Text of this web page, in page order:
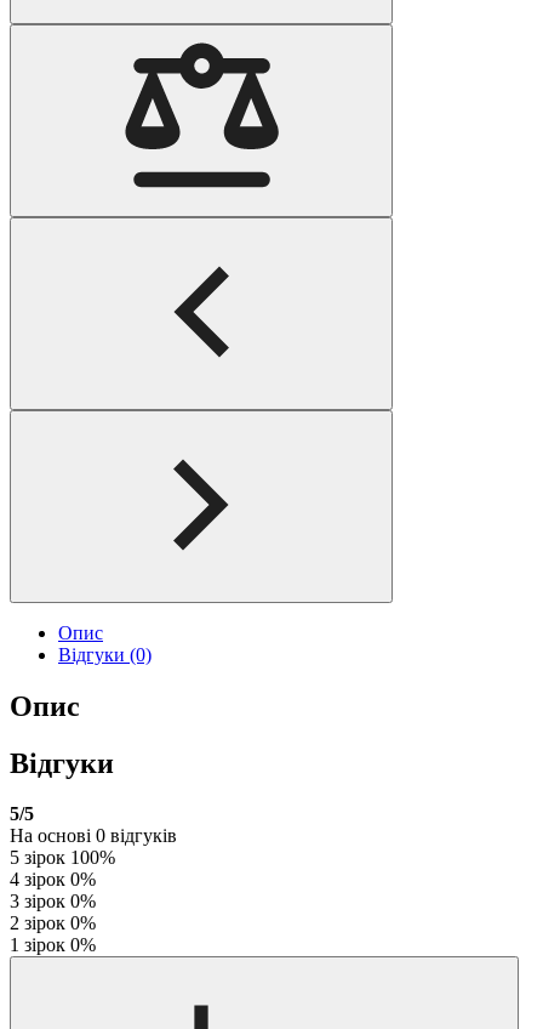
Опис
Відгуки (0)
Опис
Відгуки
5/5
На основі 0 відгуків
5 зірок 100%
4 зірок 0%
3 зірок 0%
2 зірок 0%
1 зірок 0%